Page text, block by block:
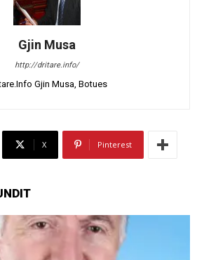
Gjin Musa
http://dritare.info/
Gjin Musa, Botues
X Pinterest